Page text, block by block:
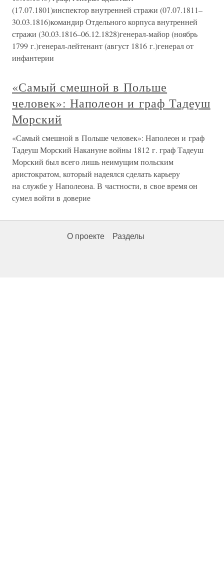
(17.07.1801)инспектор внутренней стражи (07.07.1811–
30.03.1816)командир Отдельного корпуса внутренней
стражи (30.03.1816–06.12.1828)генерал-майор (ноябрь
1799 г.)генерал-лейтенант (август 1816 г.)генерал от
инфантерии
«Самый смешной в Польше
человек»: Наполеон и граф Тадеуш
Морский
«Самый смешной в Польше человек»: Наполеон и граф
Тадеуш Морский Накануне войны 1812 г. граф Тадеуш
Морский был всего лишь неимущим польским
аристократом, который надеялся сделать карьеру
на службе у Наполеона. В частности, в свое время он
сумел войти в доверие
О проекте Разделы